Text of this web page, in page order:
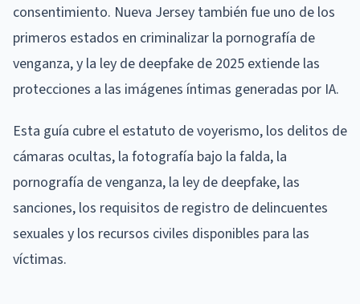
consentimiento. Nueva Jersey también fue uno de los
primeros estados en criminalizar la pornografía de
venganza, y la ley de deepfake de 2025 extiende las
protecciones a las imágenes íntimas generadas por IA.
Esta guía cubre el estatuto de voyerismo, los delitos de
cámaras ocultas, la fotografía bajo la falda, la
pornografía de venganza, la ley de deepfake, las
sanciones, los requisitos de registro de delincuentes
sexuales y los recursos civiles disponibles para las
víctimas.